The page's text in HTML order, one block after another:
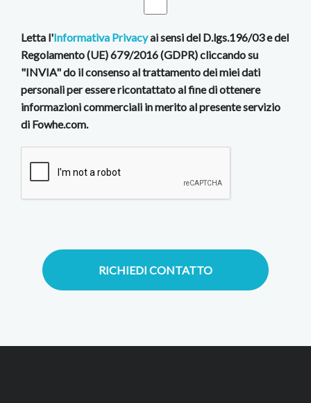
Letta l'Informativa Privacyai sensi del D.lgs.196/03 e del
Regolamento (UE) 679/2016 (GDPR) cliccando su
"INVIA" do il consenso al trattamento dei miei dati
personali per essere ricontattato al fine di ottenere
informazioni commerciali in merito al presente servizio
di Fowhe.com.
RICHIEDI CONTATTO